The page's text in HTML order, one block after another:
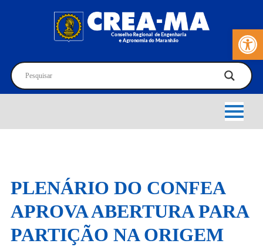
Barra de
PLENÁRIO DO CONFEA
APROVA ABERTURA PARA
PARTIÇÃO NA ORIGEM